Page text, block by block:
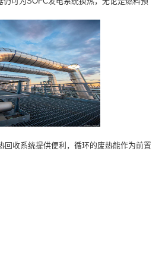
回收系统提供便利，循环的废热能作为前置